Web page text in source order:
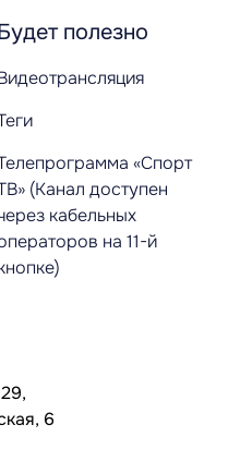
полезно
«Спорт
(Канал доступен
кабельных
на 11-й
6